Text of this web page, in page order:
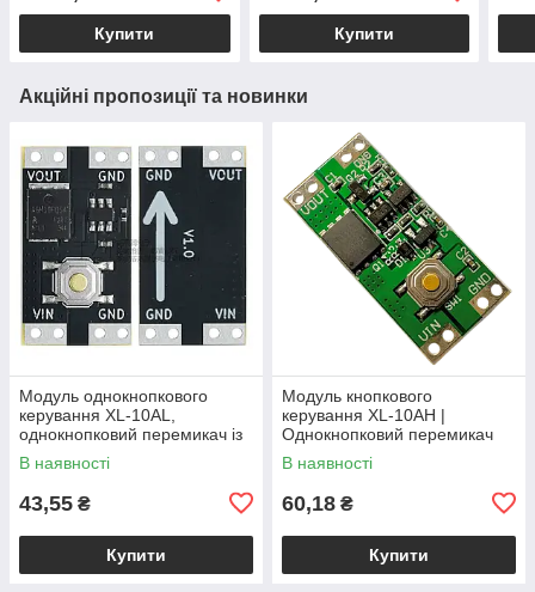
Купити Купити
Акційні пропозиції та новинки
Модуль однокнопкового
керування XL-10AL,
однокнопковий перемикач із
фіксацією, 5В 10А,
енергоефективний
В наявності
43,55 ₴
Купити
Модуль кнопкового
керування XL-10AH |
Однокнопковий перемикач
10A | Модуль з фіксацією |
Широкий діапазон
В наявності
60,18 ₴
Купити